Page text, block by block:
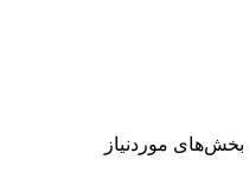
بخش‌های موردنیاز